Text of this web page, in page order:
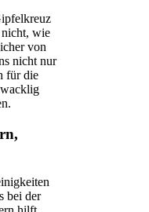
wie
von
nicht nur
für die
bei der